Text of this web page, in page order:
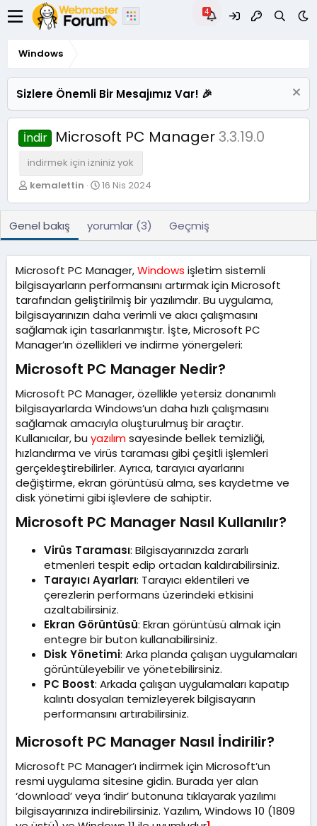
Windows
Sizlere Önemli Bir Mesajımız Var! 🎉
İndir Microsoft PC Manager3.3.19.0
indirmek için izniniz yok
Y
a
r
kemalettin
O
ş
u
l
m
a
t
a
r
i
h
i
16 Nis 2024
Genel bakış yorumlar (3) Geçmiş
Microsoft PC Manager,Windows işletim sistemli
bilgisayarların performansını artırmak için Microsoft
tarafından geliştirilmiş bir yazılımdır. Bu uygulama,
bilgisayarınızın daha verimli ve akıcı çalışmasını
sağlamak için tasarlanmıştır. İşte, Microsoft PC
Manager’ın özellikleri ve indirme yönergeleri:
Microsoft PC Manager Nedir?​
Microsoft PC Manager, özellikle yetersiz donanımlı
bilgisayarlarda Windows’un daha hızlı çalışmasını
sağlamak amacıyla oluşturulmuş bir araçtır.
Kullanıcılar, bu yazılımsayesinde bellek temizliği,
hızlandırma ve virüs taraması gibi çeşitli işlemleri
gerçekleştirebilirler. Ayrıca, tarayıcı ayarlarını
değiştirme, ekran görüntüsü alma, ses kaydetme ve
disk yönetimi gibi işlevlere de sahiptir.
Microsoft PC Manager Nasıl Kullanılır?​
Virüs Taraması: Bilgisayarınızda zararlı
etmenleri tespit edip ortadan kaldırabilirsiniz.
Tarayıcı Ayarları: Tarayıcı eklentileri ve
çerezlerin performans üzerindeki etkisini
azaltabilirsiniz.
Ekran Görüntüsü: Ekran görüntüsü almak için
entegre bir buton kullanabilirsiniz.
Disk Yönetimi: Arka planda çalışan uygulamaları
görüntüleyebilir ve yönetebilirsiniz.
PC Boost: Arkada çalışan uygulamaları kapatıp
kalıntı dosyaları temizleyerek bilgisayarın
performansını artırabilirsiniz.
Microsoft PC Manager Nasıl İndirilir?​
Microsoft PC Manager’ı indirmek için Microsoft’un
resmi uygulama sitesine gidin. Burada yer alan
‘download’ veya ‘indir’ butonuna tıklayarak yazılımı
bilgisayarınıza indirebilirsiniz. Yazılım, Windows 10 (1809